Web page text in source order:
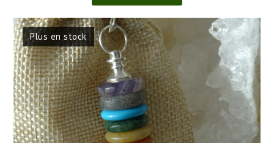
Ajouter au panier
Plus en stock